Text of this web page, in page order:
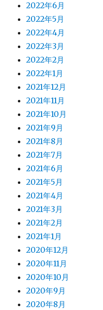
2022年6月
2022年5月
2022年4月
2022年3月
2022年2月
2022年1月
2021年12月
2021年11月
2021年10月
2021年9月
2021年8月
2021年7月
2021年6月
2021年5月
2021年4月
2021年3月
2021年2月
2021年1月
2020年12月
2020年11月
2020年10月
2020年9月
2020年8月